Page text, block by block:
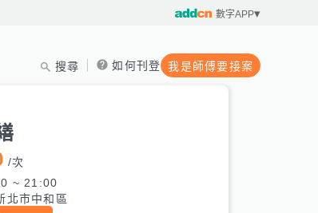
數字APP
搜尋 如何刊登 我是師傅要接案
/次
~ 21:00
北市中和區